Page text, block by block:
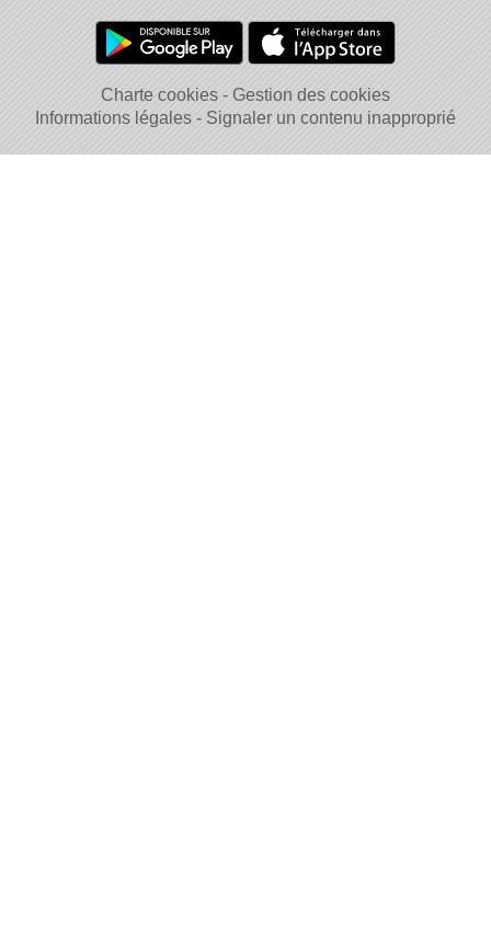
Charte cookies
Gestion des cookies
Informations légales
Signaler un contenu inapproprié